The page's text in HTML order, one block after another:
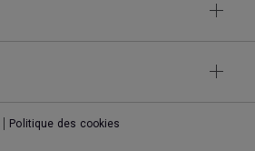
Politique des cookies